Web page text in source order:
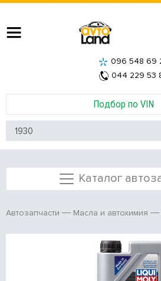
Подбор по VIN
096 548 69
044 229 53
Каталог
Автозапчасти Масла и автохимия